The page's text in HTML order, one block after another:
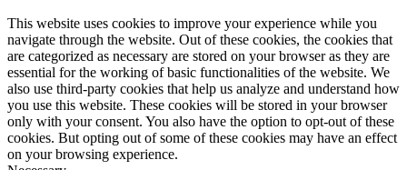
This website uses cookies to improve your experience while you
navigate through the website. Out of these cookies, the cookies that
are categorized as necessary are stored on your browser as they are
essential for the working of basic functionalities of the website. We
also use third-party cookies that help us analyze and understand how
you use this website. These cookies will be stored in your browser
only with your consent. You also have the option to opt-out of these
cookies. But opting out of some of these cookies may have an effect
on your browsing experience.